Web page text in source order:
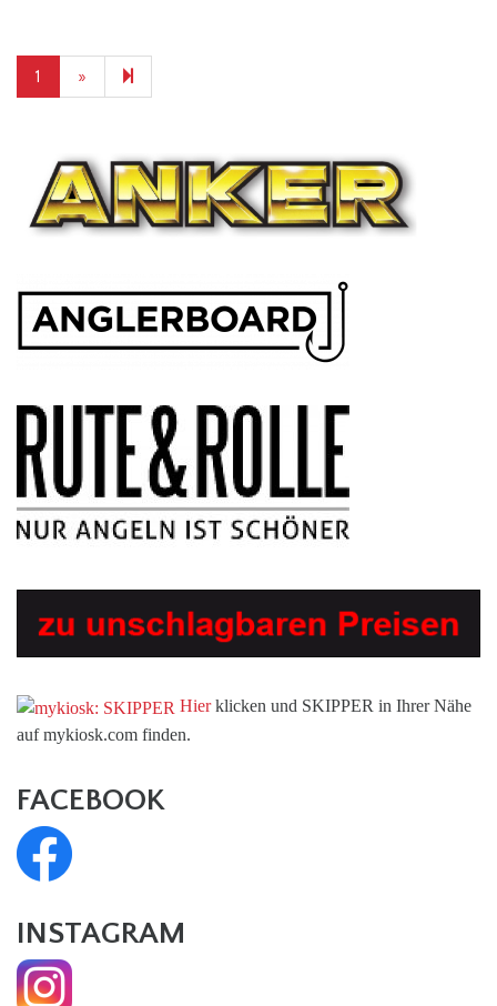
1 »
page
2
Hierklicken und SKIPPER in Ihrer Nähe
auf mykiosk.com finden.
FACEBOOK
INSTAGRAM